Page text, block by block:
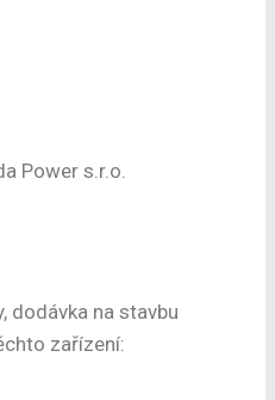
Power s.r.o.
dodávka na stavbu
zařízení: